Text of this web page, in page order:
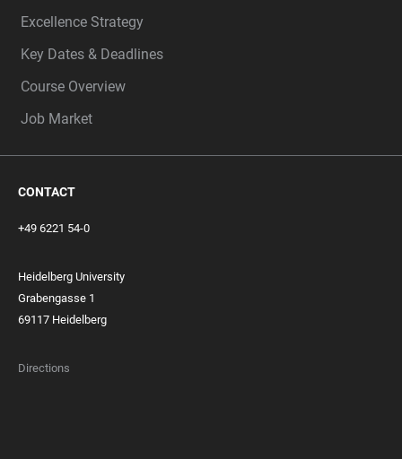
Excellence Strategy
Key Dates & Deadlines
Course Overview
Job Market
CONTACT
+49 6221 54-0
Heidelberg University
Grabengasse 1
69117 Heidelberg
Directions